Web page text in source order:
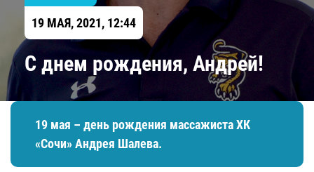
19 МАЯ, 2021, 12:44
С днем рождения, Андрей!
19 мая – день рождения массажиста ХК
«Сочи» Андрея Шалева.